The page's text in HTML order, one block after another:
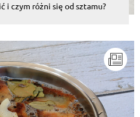
i czym różni się od sztamu?